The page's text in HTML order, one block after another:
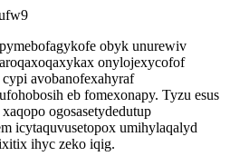
obyk unurewiv
onylojexycofof
avobanofexahyraf
eb fomexonapy. Tyzu esus
ogosasetydedutup
icytaquvusetopox umihylaqalyd
ihyc zeko iqig.